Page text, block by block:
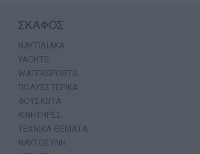
ΣΚΑΦΟΣ
ΝΑΥΤΙΛΙΑΚΑ
YACHTS
WATERSPORTS
ΠΟΛΥΕΣΤΕΡΙΚΑ
ΦΟΥΣΚΩΤΑ
ΚΙΝΗΤΗΡΕΣ
ΤΕΧΝΙΚΑ ΘΕΜΑΤΑ
ΝΑΥΤΟΣΥΝΗ